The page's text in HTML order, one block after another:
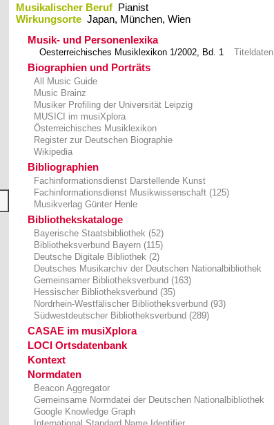
Musikalischer Beruf Pianist
Wirkungsorte Japan,​ München,​ Wien
Musik- und Personenlexika
Oesterreichisches Musiklexikon 1/2002, Bd. 1 Titeldaten
Biographien und Porträts
All Music Guide
Music Brainz
Musiker Profiling der Universität Leipzig
MUSICI im musiXplora
Österreichisches Musiklexikon
Register zur Deutschen Biographie
Wikipedia
Bibliographien
Fachinformationsdienst Darstellende Kunst
Fachinformationsdienst Musikwissenschaft (125)
Musikverlag Günter Henle
Bibliothekskataloge
Bayerische Staatsbibliothek (52)
Bibliotheksverbund Bayern (115)
Deutsche Digitale Bibliothek (2)
Deutsches Musikarchiv der Deutschen Nationalbibliothek
Gemeinsamer Bibliotheksverbund (163)
Hessischer Bibliotheksverbund (35)
Nordrhein-Westfälischer Bibliotheksverbund (93)
Südwestdeutscher Bibliotheksverbund (289)
CASAE im musiXplora
LOCI Ortsdatenbank
Kontext
Normdaten
Beacon Aggregator
Gemeinsame Normdatei der Deutschen Nationalbibliothek
Google Knowledge Graph